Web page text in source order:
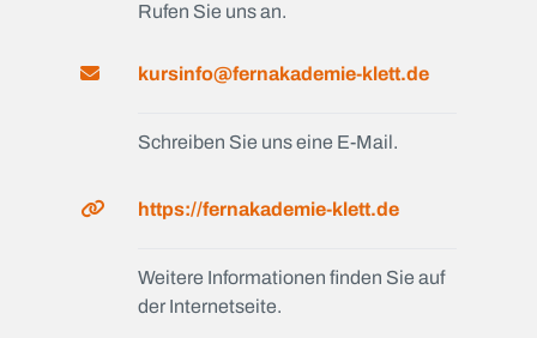
Rufen Sie uns an.
kursinfo@fernakademie-klett.de
Schreiben Sie uns eine E-Mail.
https://fernakademie-klett.de
Weitere Informationen finden Sie auf
der Internetseite.